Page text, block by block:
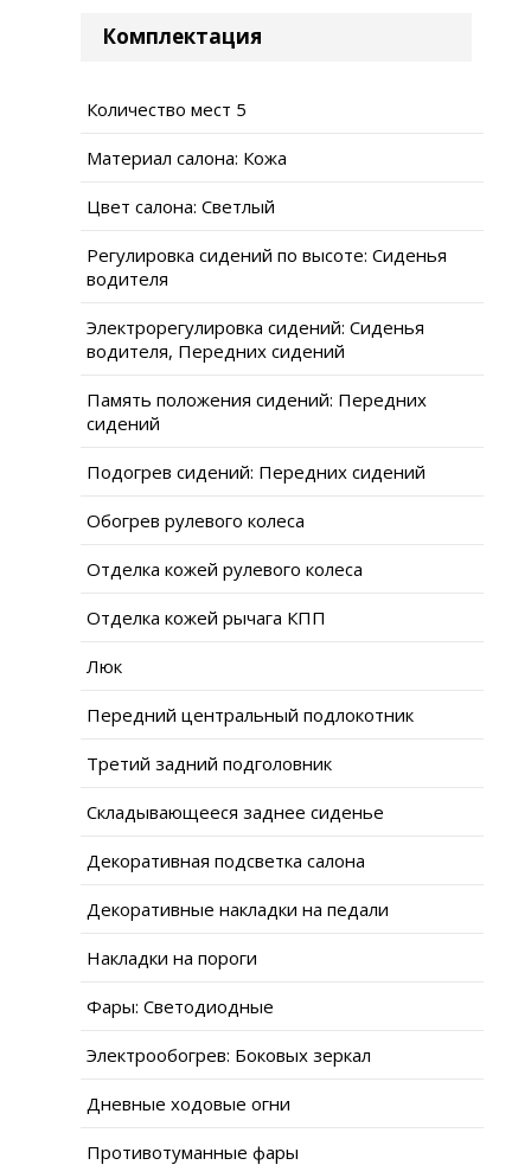
Комплектация
Количество мест 5
Материал салона: Кожа
Цвет салона: Светлый
Регулировка сидений по высоте: Сиденья
водителя
Электрорегулировка сидений: Сиденья
водителя, Передних сидений
Память положения сидений: Передних
сидений
Подогрев сидений: Передних сидений
Обогрев рулевого колеса
Отделка кожей рулевого колеса
Отделка кожей рычага КПП
Люк
Передний центральный подлокотник
Третий задний подголовник
Складывающееся заднее сиденье
Декоративная подсветка салона
Декоративные накладки на педали
Накладки на пороги
Фары: Светодиодные
Электрообогрев: Боковых зеркал
Дневные ходовые огни
Противотуманные фары